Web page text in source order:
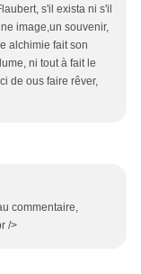
s'il exista ni s'il
image,un souvenir,
alchimie fait son
ni tout à fait le
de ous faire rêver,
commentaire,
/>